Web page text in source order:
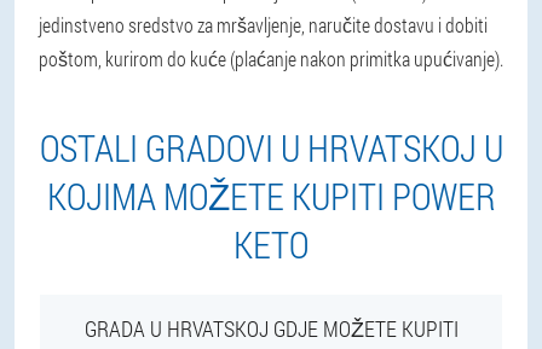
jedinstveno sredstvo za mršavljenje, naručite dostavu i dobiti
poštom, kurirom do kuće (plaćanje nakon primitka upućivanje).
OSTALI GRADOVI U HRVATSKOJ U
KOJIMA MOŽETE KUPITI POWER
KETO
GRADA U HRVATSKOJ GDJE MOŽETE KUPITI